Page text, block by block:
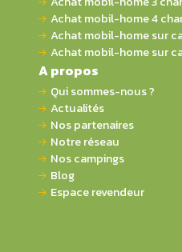
Achat mobil-home 4
Achat mobil-home sur
Achat mobil-home sur
A propos
Qui sommes-nous ?
Actualités
Nos partenaires
Notre réseau
Nos campings
Blog
Espace revendeur